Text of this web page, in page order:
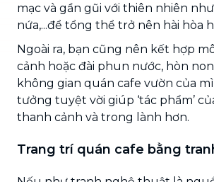
mạc và gần gũi với thiên nhiên
nứa,...để tổng thể trở nên hài hòa
Ngoài ra, bạn cũng nên kết hợp
cảnh hoặc đài phun nước, hòn
không gian quán cafe vườn của
tưởng tuyệt vời giúp ‘tác phẩm’
thanh cảnh và trong lành hơn.
Trang trí quán cafe bằng